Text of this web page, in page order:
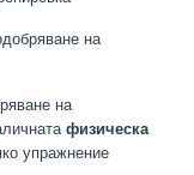
на
на
физическа
упражнение